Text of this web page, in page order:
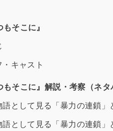
そこに』
・キャスト
もそこに』解説・考察（ネタ
語として見る「暴力の連鎖」
語として見る「暴力の連鎖